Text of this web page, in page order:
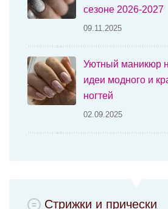
сезоне 2026-2027
09.11.2025
Уютный маникюр
идеи модного и
ногтей
02.09.2025
Стрижки и прически